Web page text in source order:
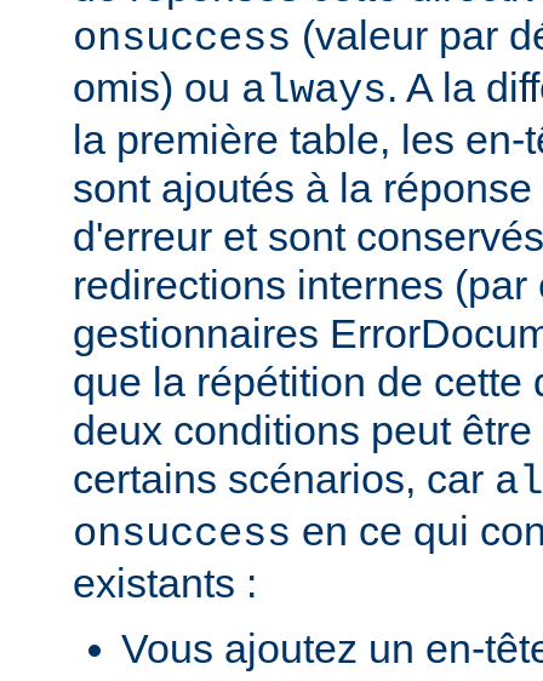
onsuccess (valeur par
omis) ou always. A la
la première table, les en-
sont ajoutés à la
d'erreur et sont
redirections internes (par
gestionnaires
que la répétition de cette
deux conditions peut
certains scénarios, car
onsuccess en ce qui
existants :
Vous ajoutez un en-